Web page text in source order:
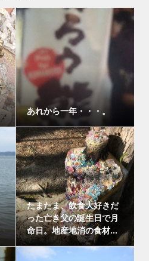
あれから一年・・・。
たまたま、飲食大好きだ
った亡き父の誕生日で月
命日。地産地消の食材...